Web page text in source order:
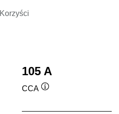
Korzyści
105 A
CCA